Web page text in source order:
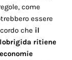
come
essere
che il
ritiene